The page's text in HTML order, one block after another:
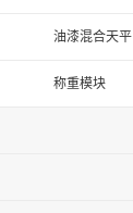
油漆混合天平
称重模块